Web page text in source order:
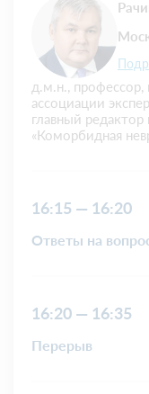
д.м.н., профессор,
ассоциации
главный
«Коморбидная
16:15 — 16:20
Ответы на
16:20 — 16:35
Перерыв